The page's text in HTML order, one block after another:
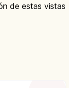
de estas vistas